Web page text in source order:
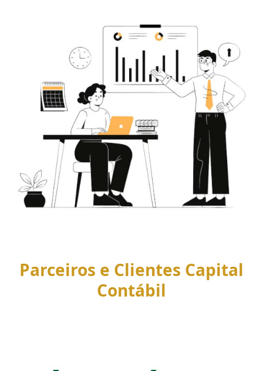
Parceiros e Clientes Capital
Contábil